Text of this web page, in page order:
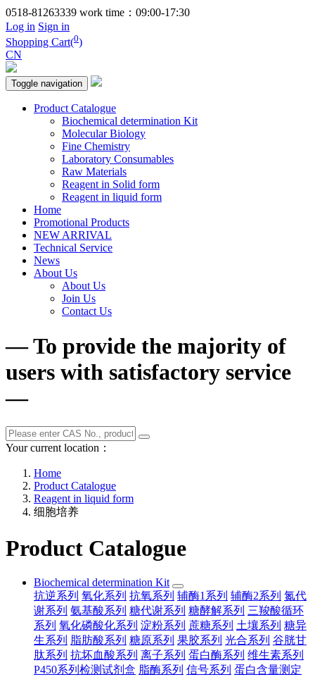
0518-81263339 work time：09:00-17:30
Log in Sign in
Shopping Cart(0)
CN
Toggle navigation
Product Catalogue
Biochemical determination Kit
Molecular Biology
Fine Chemistry
Laboratory Consumables
Raw Materials
Reagent in Solid form
Reagent in liquid form
Home
Promotional Products
NEW ARRIVAL
Technical Service
News
About Us
About Us
Join Us
Contact Us
— To provide the majority of
users with satisfactory service
—
Your current location：
Home
Product Catalogue
Reagent in liquid form
细胞培养
Product Catalogue
Biochemical determination Kit
抗逆系列 氧化系列 抗氧系列 辅酶1系列 辅酶2系列 氮代
谢系列 氨基酸系列 糖代谢系列 糖酵解系列 三羧酸循环
系列 氧化磷酸化系列 淀粉系列 蔗糖系列 土壤系列 糖异
生系列
脂肪酸系列 糖原系列 果胶系列 光合系列 谷胱甘
肽系列 抗坏血酸系列 离子系列 蛋白酶系列 维生素系列
P450系列检测试剂盒 脂酶系列 信号系列 蛋白含量测定